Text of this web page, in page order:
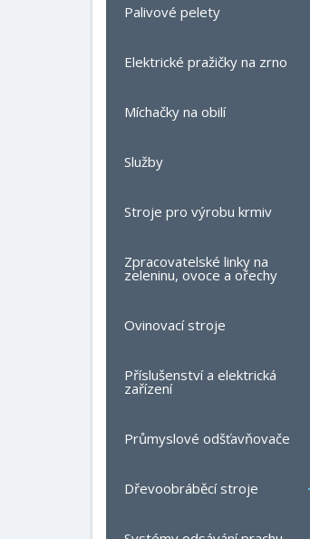
Palivové pelety
Elektrické pražičky na zrno
Míchačky na obilí
Služby
Stroje pro výrobu krmiv
Zpracovatelské linky na
zeleninu, ovoce a ořechy
Ovinovací stroje
Příslušenství a elektrická
zařízení
Průmyslové odšťavňovače
Dřevoobráběcí stroje